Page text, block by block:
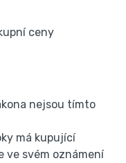
ceny
nejsou tímto
má kupující
ve svém oznámení